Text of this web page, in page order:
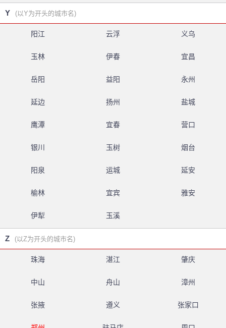
Y (以Y为开头的城市名)
阳江 云浮 义乌
玉林 伊春 宜昌
岳阳 益阳 永州
延边 扬州 盐城
鹰潭 宜春 营口
银川 玉树 烟台
阳泉 运城 延安
榆林 宜宾 雅安
伊犁 玉溪
Z (以Z为开头的城市名)
珠海 湛江 肇庆
中山 舟山 漳州
张掖 遵义 张家口